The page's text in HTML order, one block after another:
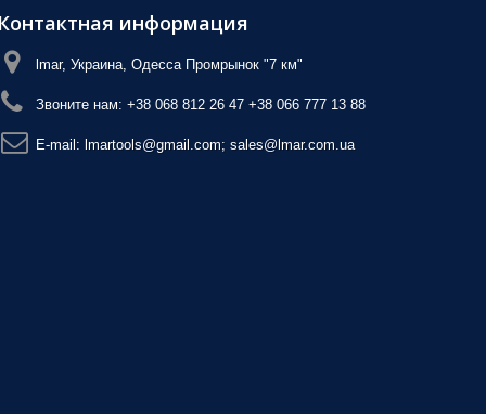
информация
lmar, Украина, Одесса Промрынок "7 км"
Звоните нам: +38 068 812 26 47 +38 066 777 13 88
E-mail: lmartools@gmail.com; sales@lmar.com.ua